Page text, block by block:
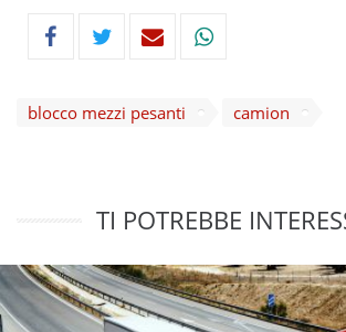
blocco mezzi pesanti camion
TI POTREBBE